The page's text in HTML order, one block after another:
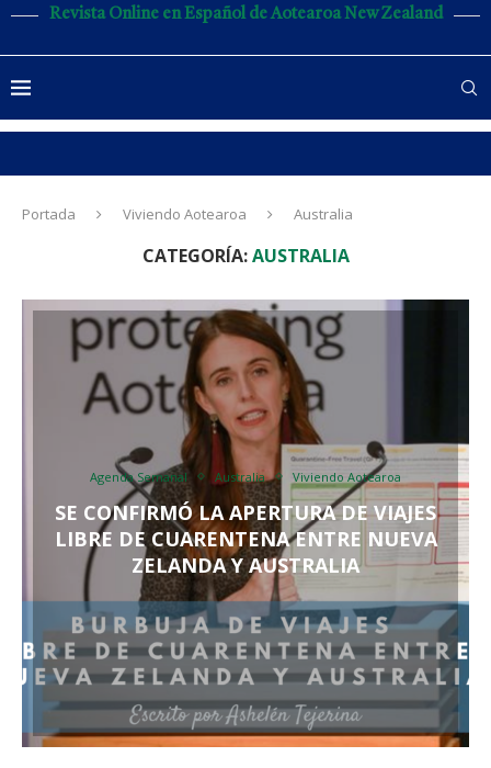
Revista Online en Español de Aotearoa New Zealand
Portada Viviendo Aotearoa Australia
CATEGORÍA: AUSTRALIA
Agenda Semanal Australia Viviendo Aotearoa
SE CONFIRMÓ LA APERTURA DE VIAJES
LIBRE DE CUARENTENA ENTRE NUEVA
ZELANDA Y AUSTRALIA